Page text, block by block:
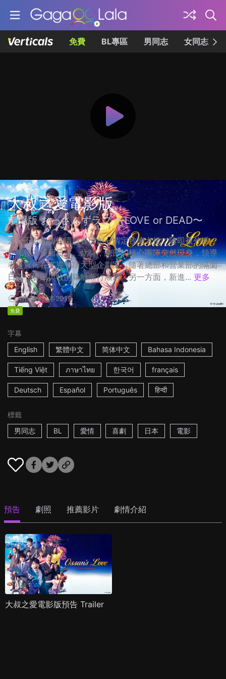
免費 BL專區 男同志 女同志
大叔之愛電影版
劇場版 おっさんずラブ 〜LOVE or DEAD〜
天空不動產魯蛇職員春田創一情定牧凌太後，隨即被外派，
一年後才重回日本。此時，總部的核心團隊突然現身，領導
者更宣佈在主導一項大型企劃案，隨著總部和營業部的隔閡
日深，春田與牧的距離漸行漸遠。另一方面，新進... 更多
1h53m日本2019
免費
字幕
English
繁體中文 简体中文 Bahasa Indonesia
Tiếng Việt ภาษาไทย 한국어 français
Deutsch Español Português हिन्दी
標籤
男同志
BL 愛情 喜劇 日本 電影
預告 劇照 推薦影片 劇情介紹
大叔之愛電影版預告 Trailer